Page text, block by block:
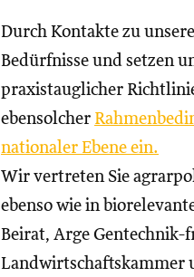
Durch Kontakte zu
Bedürfnisse und setzen
praxistauglicher
ebensolcher
nationaler Ebene ein.
Wir vertreten Sie
ebenso wie in
Beirat, Arge Gentechnik-
Landwirtschaftskammer